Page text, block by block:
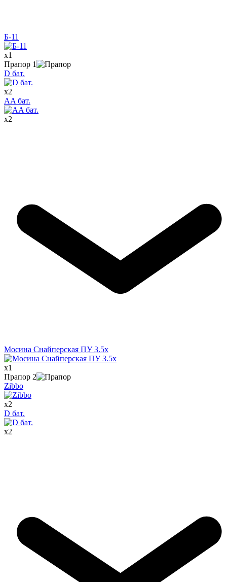
Б-11
x1
Прапор 1
D бат.
x2
AA бат.
x2
Мосина Снайперская ПУ 3.5x
x1
Прапор 2
Zibbo
x2
D бат.
x2